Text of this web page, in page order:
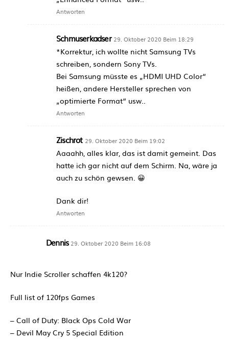
Antworten
Schmuserkadser 29. Oktober 2020 Beim 18:29
*Korrektur, ich wollte nicht Samsung TVs
schreiben, sondern Sony TVs.
Bei Samsung müsste es „HDMI UHD Color“
heißen, andere Hersteller sprechen von
„optimierte Format“ usw..
Antworten
Zischrot 29. Oktober 2020 Beim 19:02
Aaaahh, alles klar, das ist damit gemeint. Das
hatte ich gar nicht auf dem Schirm. Na, wäre ja
auch zu schön gewsen. 😀
Dank dir!
Antworten
Dennis 29. Oktober 2020 Beim 16:08
Nur Indie Scroller schaffen 4k120?
Full list of 120fps Games
– Call of Duty: Black Ops Cold War
– Devil May Cry 5 Special Edition